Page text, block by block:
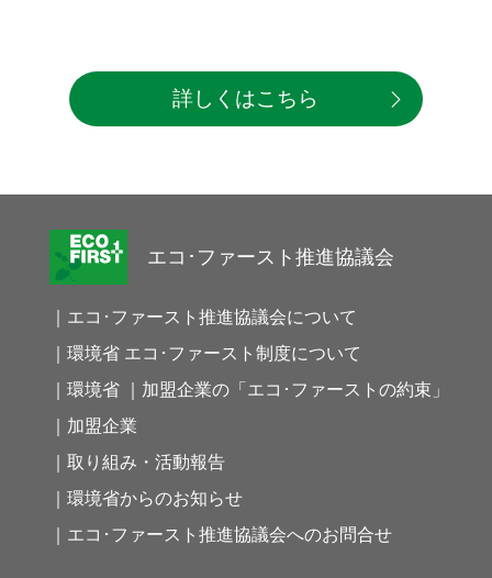
詳しくはこちら
エコ･ファースト推進協議会
｜エコ･ファースト推進協議会について
｜環境省 エコ･ファースト制度について
｜環境省 ｜加盟企業の「エコ･ファーストの約束」
｜加盟企業
｜取り組み・活動報告
｜環境省からのお知らせ
｜エコ･ファースト推進協議会へのお問合せ